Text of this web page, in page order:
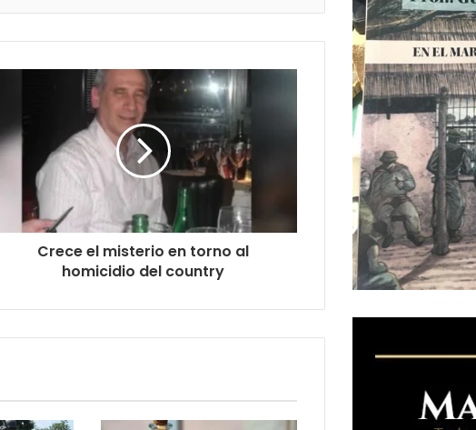
Crece el misterio en torno al
homicidio del country